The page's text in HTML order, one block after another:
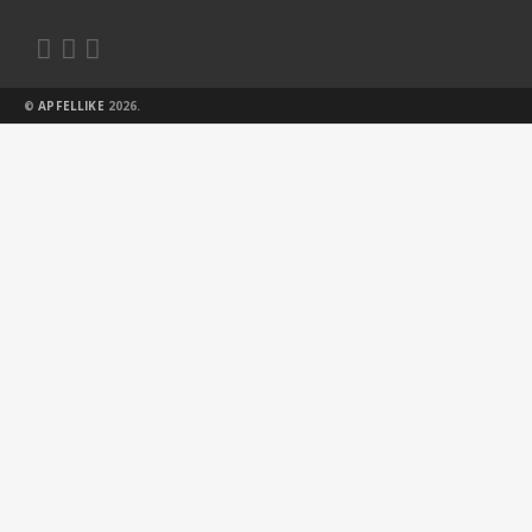
  
©APFELLIKE 2026.